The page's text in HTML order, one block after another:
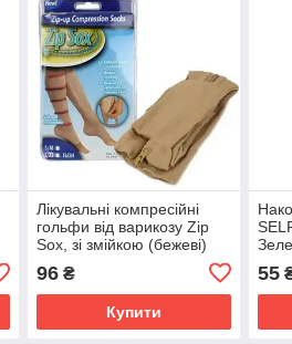
Лікувальні компресійні
гольфи від варикозу Zip
Sox, зі змійкою (бежеві)
96₴
Купити
55